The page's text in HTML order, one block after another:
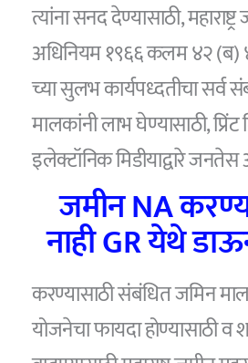
त्यांना सनद देण्यासाठी,
अधिनियम १९६६ कलम ४२ (ब)
च्या सुलभ कार्यपध्दतीचा सर्व
मालकांनी लाभ घेण्यासाठी, प्रिंट
इलेक्टॉनिक मिडीयाद्वारे
जमीन NA
नाही GR येथे
करण्यासाठी संबंधित जमिन
योजनेचा फायदा होण्यासाठी